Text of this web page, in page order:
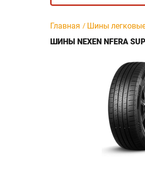
Главная Шины
ШИНЫ NEXEN NFERA